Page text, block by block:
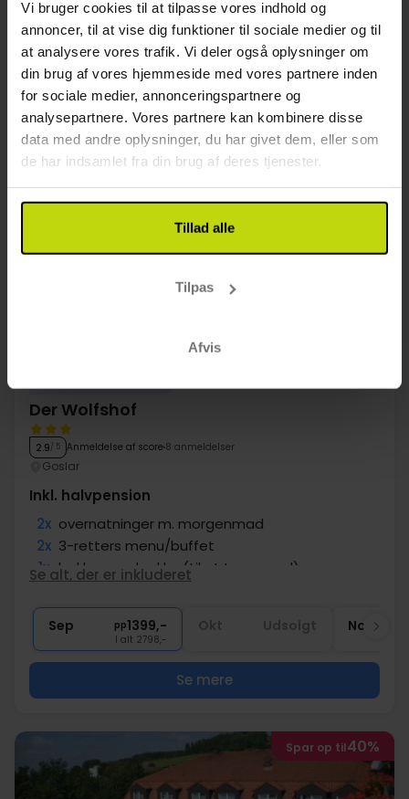
Vi bruger cookies til at tilpasse vores indhold og
annoncer, til at vise dig funktioner til sociale medier og til
at analysere vores trafik. Vi deler også oplysninger om
din brug af vores hjemmeside med vores partnere inden
for sociale medier, annonceringspartnere og
analysepartnere. Vores partnere kan kombinere disse
data med andre oplysninger, du har givet dem, eller som
de har indsamlet fra din brug af deres tjenester.
Tillad alle
Tilpas
Afvis
2x lækker 3-retters menu kokkens valg
∞ Ostfrisisk teceremoni med kage
1x 1 velkomstdrink
∞ Gratis parkering ved hotellet
Se alt, der er inkluderet
Aug 1399,-
I alt 2798,-
Sep 1399,-
I alt 2798,-
Se mere
Spar op til33%
Der Wolfshof
2.9/ 5 Anmeldelse af score 8 anmeldelser
Goslar
Inkl. halvpension
2x overnatninger m. morgenmad
2x 3-retters menu/buffet
1x lækker madpakke (til at tage med)
∞ Adgang til pool og sauna
Se alt, der er inkluderet
Sep pp1399,-
I alt 2798,-
Nov
Se mere
Spar op til40%